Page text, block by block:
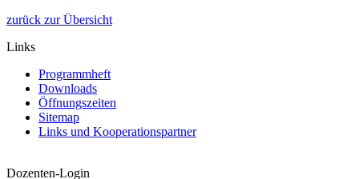
zurück zur Übersicht
Links
Programmheft
Downloads
Öffnungszeiten
Sitemap
Links und Kooperationspartner
Dozenten-Login